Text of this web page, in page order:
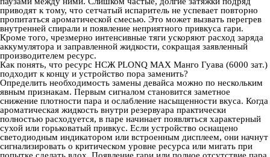
приводят к тому, что сетчатый испаритель не успевает повторно
пропитаться ароматической смесью. Это может вызвать перегрев
внутренней спирали и появление неприятного привкуса гари.
Кроме того, чрезмерно интенсивные тяги ускоряют расход заряда
аккумулятора и заправленной жидкости, сокращая заявленный
производителем ресурс.
Как понять, что ресурс НСЖ PLONQ MAX Манго Гуава (6000 зат.)
подходит к концу и устройство пора заменить?
Определить необходимость замены девайса можно по нескольким
явным признакам. Первым сигналом становится заметное
снижение плотности пара и ослабление насыщенности вкуса. Когда
ароматическая жидкость внутри резервуара практически
полностью расходуется, в паре начинает появляться характерный
сухой или горьковатый привкус. Если устройство оснащено
светодиодным индикатором или встроенным дисплеем, они начнут
сигнализировать о критическом уровне ресурса или мигать при
попытке сделать вдох. Появление гари или полное отсутствие пара